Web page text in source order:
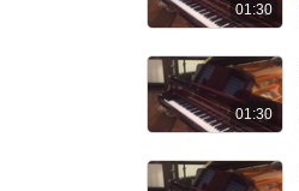
01:30
01:30